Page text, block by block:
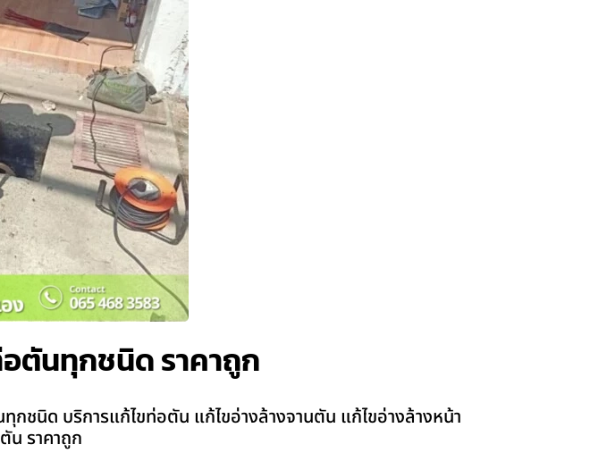
ตันทุกชนิด ราคาถูก
ชนิด บริการแก้ไขท่อตัน แก้ไขอ่างล้างจานตัน แก้ไขอ่างล้างหน้า
น ราคาถูก